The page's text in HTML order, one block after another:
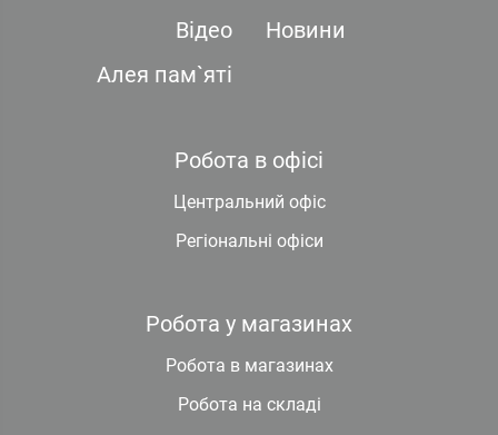
Відео
Новини
Алея пам`яті
Робота в офісі
Центральний офіс
Регіональні офіси
Робота у магазинах
Робота в магазинах
Робота на складі